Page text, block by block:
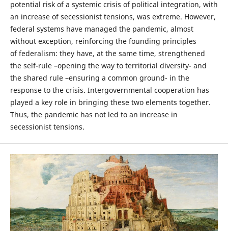
potential risk of a systemic crisis of political integration, with
an increase of secessionist tensions, was extreme. However,
federal systems have managed the pandemic, almost
without exception, reinforcing the founding principles
of federalism: they have, at the same time, strengthened
the self-rule –opening the way to territorial diversity- and
the shared rule –ensuring a common ground- in the
response to the crisis. Intergovernmental cooperation has
played a key role in bringing these two elements together.
Thus, the pandemic has not led to an increase in
secessionist tensions.